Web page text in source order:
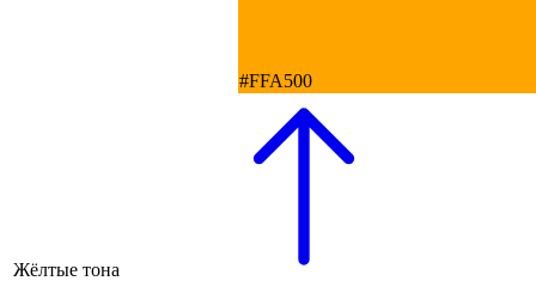
#FFA500
Жёлтые тона